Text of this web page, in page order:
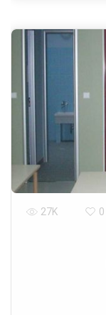
27K 0